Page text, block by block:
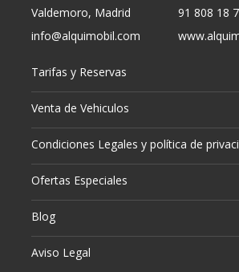
Valdemoro, Madrid
91 808 18
info@alquimobil.com
Tarifas y Reservas
Venta de Vehiculos
Condiciones Legales y política de
Ofertas Especiales
Blog
Aviso Legal